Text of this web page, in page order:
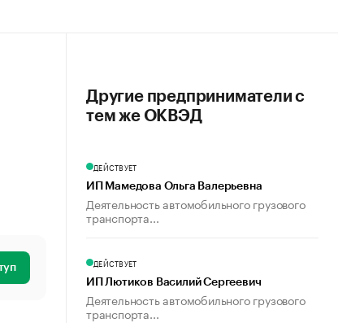
Другие предприниматели с
тем же ОКВЭД
ДЕЙСТВУЕТ
ИП Мамедова Ольга Валерьевна
Деятельность автомобильного грузового
транспорта...
ДЕЙСТВУЕТ
ИП Лютиков Василий Сергеевич
Деятельность автомобильного грузового
транспорта...